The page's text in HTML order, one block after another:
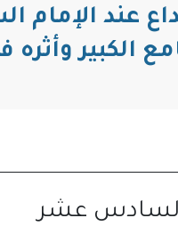
عند الإمام
الكبير وأثره
السادس عشر